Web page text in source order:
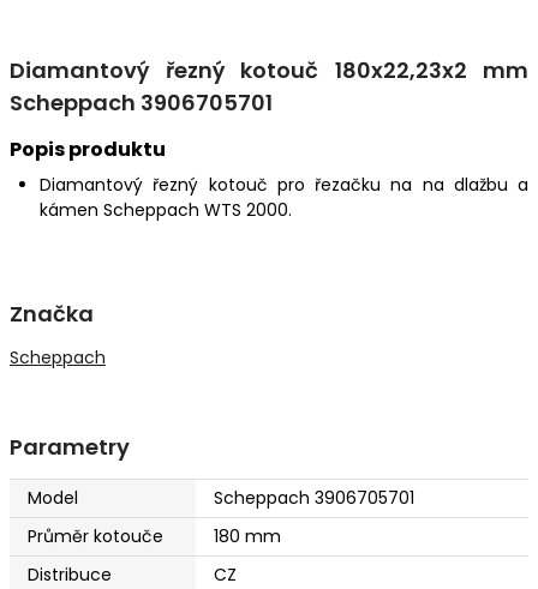
Diamantový řezný kotouč 180x22,23x2 mm
Scheppach 3906705701
Popis produktu
Diamantový řezný kotouč pro řezačku na na dlažbu a
kámen Scheppach WTS 2000.
Značka
Scheppach
Parametry
Model
Scheppach 3906705701
Průměr kotouče
180 mm
Distribuce
CZ